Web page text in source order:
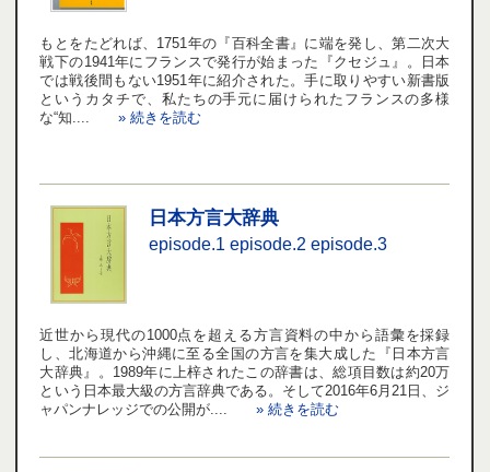
もとをたどれば、1751年の『百科全書』に端を発し、第二次大
戦下の1941年にフランスで発行が始まった『クセジュ』。日本
では戦後間もない1951年に紹介された。手に取りやすい新書版
というカタチで、私たちの手元に届けられたフランスの多様
な“知....» 続きを読む
日本方言大辞典
episode.1 episode.2 episode.3
近世から現代の1000点を超える方言資料の中から語彙を採録
し、北海道から沖縄に至る全国の方言を集大成した『日本方言
大辞典』。1989年に上梓されたこの辞書は、総項目数は約20万
という日本最大級の方言辞典である。そして2016年6月21日、ジ
ャパンナレッジでの公開が....» 続きを読む